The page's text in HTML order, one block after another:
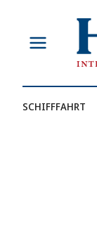
springen
SCHIFFFAHRT